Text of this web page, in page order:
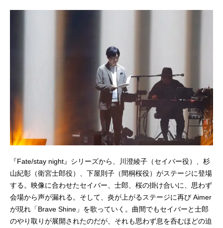
『Fate/stay night』シリーズから、川澄綾子（セイバー役）、杉
山紀彰（衛宮士郎役）、下屋則子（間桐桜役）がステージに登場
する。映像に合わせたセイバー、士郎、桜の掛け合いに、思わず
会場から声が漏れる。そして、炎が上がるステージに再び Aimer
が現れ「Brave Shine」を歌っていく。曲間でもセイバーと士郎
のやり取りが展開されたのだが、それも思わず息を呑むほどの迫